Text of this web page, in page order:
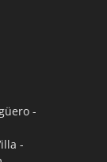
-
-